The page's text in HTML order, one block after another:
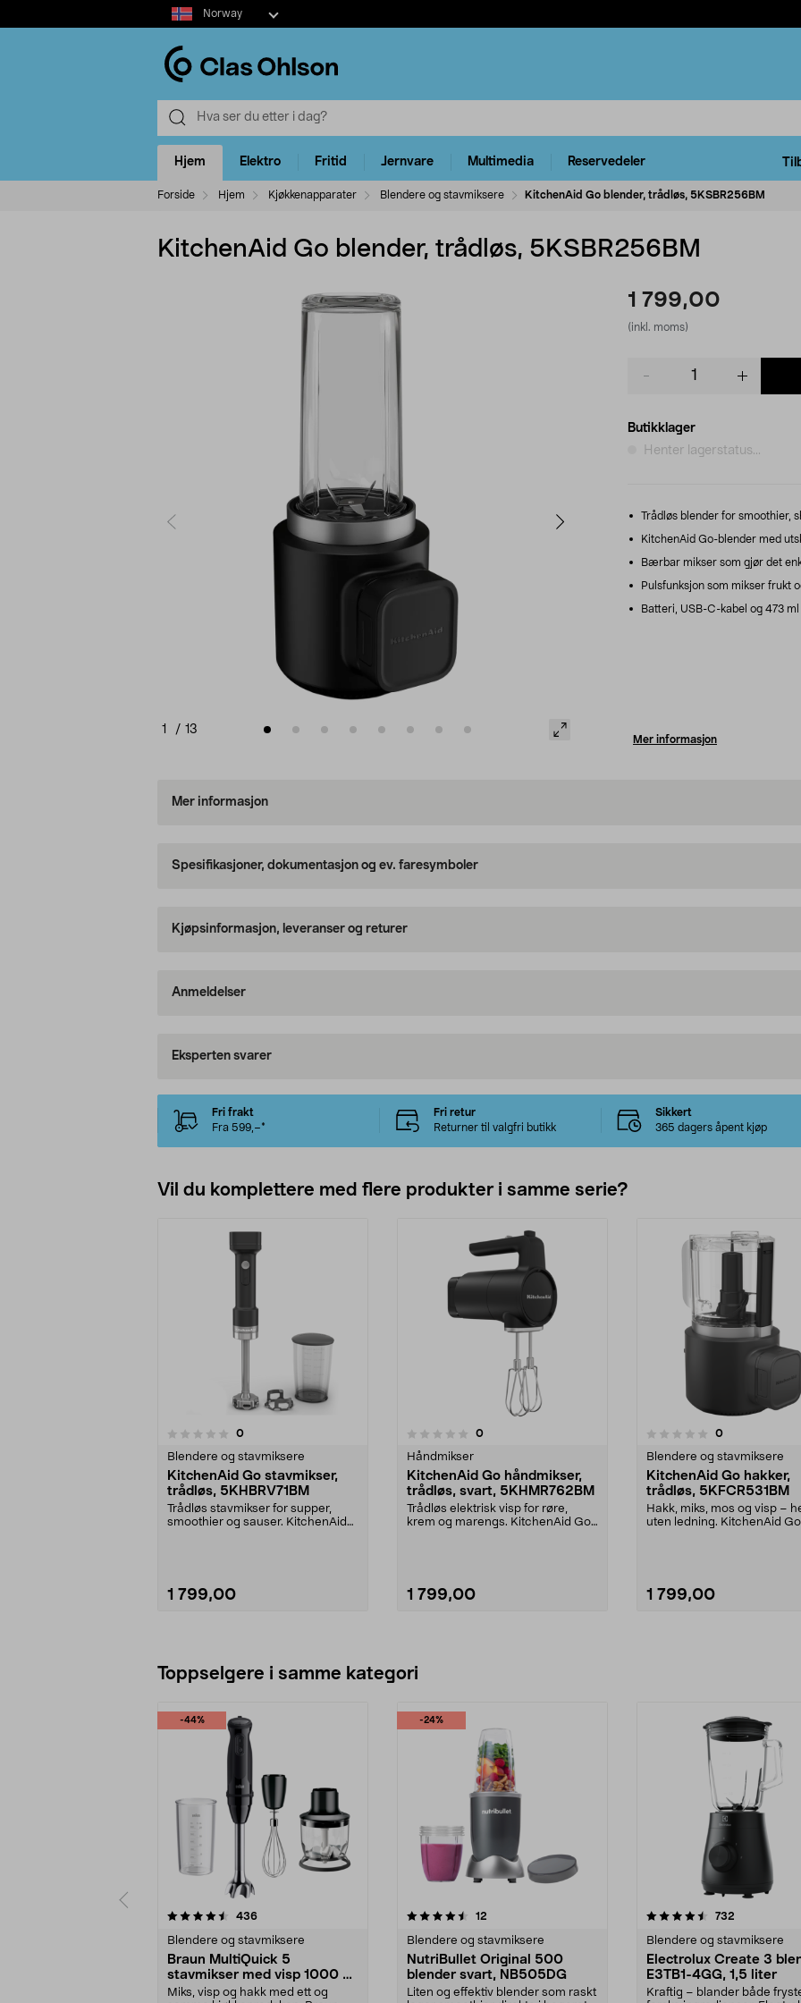
Select
market
Norway
Hjem Elektro Fritid Jernvare Multimedia Reservedeler
Forside Hjem Kjøkkenapparater Blendere og stavmiksere KitchenAid Go blender, trådløs, 5KSBR256BM
KitchenAid Go blender, trådløs, 5KSBR256BM
1 / 13
1 799,00
(inkl. moms)
Butikklager
Henter lagerstatus...
Trådløs blender for smoothier,
KitchenAid Go-blender med
Bærbar mikser som gjør det
Pulsfunksjon som mikser frukt
Batteri, USB-C-kabel og 473
Mer informasjon
Mer informasjon
Spesifikasjoner, dokumentasjon og ev. faresymboler
Kjøpsinformasjon, leveranser og returer
Anmeldelser
Eksperten svarer
Fri frakt
Fra 599,–*
Fri retur
Returner til valgfri butikk
Sikkert
365 dagers åpent kjøp
Vil du komplettere med flere produkter i samme serie?
0anmeldelser
Blendere og stavmiksere
KitchenAid Go stavmikser,
trådløs, 5KHBRV71BM
Trådløs stavmikser for supper,
smoothier og sauser. KitchenAid
1 799,00
0.0 av 5 stjerner 0anmeldelser
Håndmikser
KitchenAid Go håndmikser,
trådløs, svart, 5KHMR762BM
Trådløs elektrisk visp for røre,
krem og marengs. KitchenAid Go
1 799,00
0.0 av 5 stjerner 0anmeldelser
Blendere og stavmiksere
KitchenAid Go hakker,
trådløs, 5KFCR531BM
Hakk, miks, mos og visp –
uten ledning. KitchenAid Go
1 799,00
Toppselgere i samme kategori
-44%
436anmeldelser
Blendere og stavmiksere
Braun MultiQuick 5
stavmikser med visp 1000 W,
MQ50202M
Miks, visp og hakk med ett og
-24%
4.5 av 5 stjerner 12
Blendere og stavmiksere
NutriBullet Original 500
blender svart, NB505DG
Liten og effektiv blender som raskt
4.5 av 5 stjerner 732
Blendere og stavmiksere
Electrolux Create 3
E3TB1-4GG, 1,5 liter
Kraftig – blander både
4.5 av 5 stjerner